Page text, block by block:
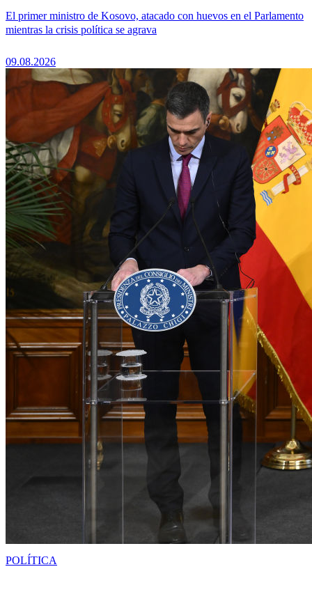
El primer ministro de Kosovo, atacado con huevos en el Parlamento
mientras la crisis política se agrava
09.08.2026
POLÍTICA